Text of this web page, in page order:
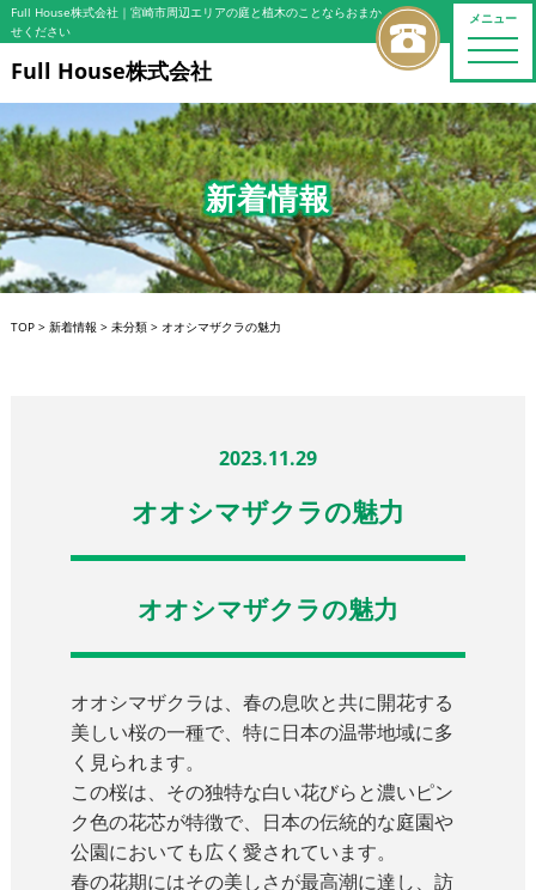
メニュー
toggle
Full House株式会社｜宮崎市周辺エリアの庭と植木のことならおまか
せください
Full House株式会社
新着情報
TOP> 新着情報 > 未分類> オオシマザクラの魅力
2023.11.29
オオシマザクラの魅力
オオシマザクラの魅力
オオシマザクラは、春の息吹と共に開花する
美しい桜の一種で、特に日本の温帯地域に多
く見られます。
この桜は、その独特な白い花びらと濃いピン
ク色の花芯が特徴で、日本の伝統的な庭園や
公園においても広く愛されています。
春の花期にはその美しさが最高潮に達し、訪